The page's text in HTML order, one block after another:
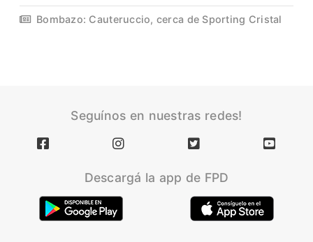
Bombazo: Cauteruccio, cerca de Sporting Cristal
Seguínos en nuestras redes!
Descargá la app de FPD